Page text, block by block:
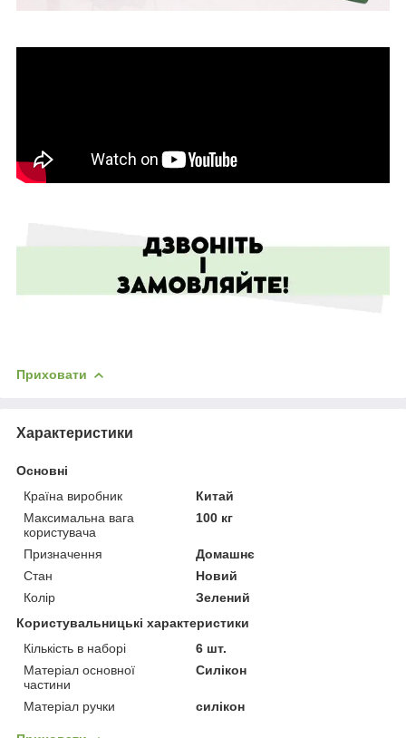
Приховати
Характеристики
Основні
Країна виробник
Китай
Максимальна вага
користувача
100 кг
Призначення
Домашнє
Стан
Новий
Колір
Зелений
Користувальницькі характеристики
Кількість в наборі
6 шт.
Матеріал основної
частини
Силікон
Матеріал ручки силікон